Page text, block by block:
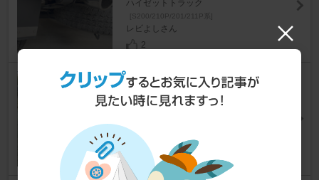
ハイゼットトラック
[S200/210P/201/211P系]
レビよしさん
2
自作 3分割ﾄﾉｶﾊﾞｰ(取敢ず完成
型)
[S200/210P/201/211P系]
軽箱党さん